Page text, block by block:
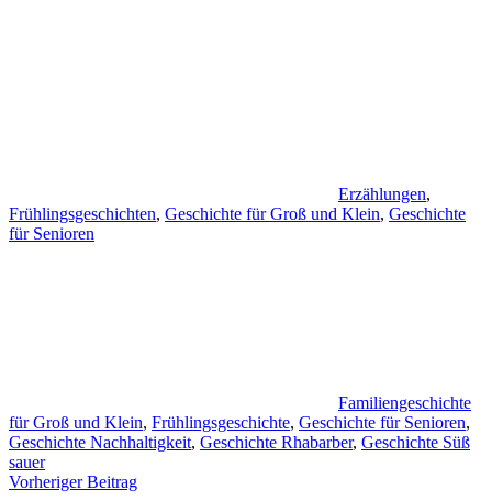
Erzählungen,
Frühlingsgeschichten, Geschichte für Groß und Klein, Geschichte
für Senioren
Familiengeschichte
für Groß und Klein, Frühlingsgeschichte, Geschichte für Senioren,
Geschichte Nachhaltigkeit, Geschichte Rhabarber, Geschichte Süß
sauer
Beitragsnavigation
Vorheriger Beitrag